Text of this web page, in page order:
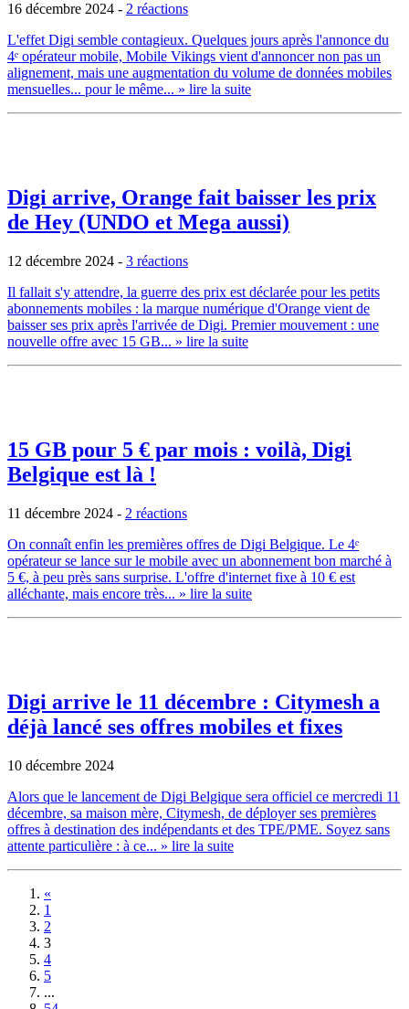
16 décembre 2024 - 2 réactions
L'effet Digi semble contagieux. Quelques jours après l'annonce du
4ᵉ opérateur mobile, Mobile Vikings vient d'annoncer non pas un
alignement, mais une augmentation du volume de données mobiles
mensuelles... pour le même... » lire la suite
Digi arrive, Orange fait baisser les prix
de Hey (UNDO et Mega aussi)
12 décembre 2024 - 3 réactions
Il fallait s'y attendre, la guerre des prix est déclarée pour les petits
abonnements mobiles : la marque numérique d'Orange vient de
baisser ses prix après l'arrivée de Digi. Premier mouvement : une
nouvelle offre avec 15 GB... » lire la suite
15 GB pour 5 € par mois : voilà, Digi
Belgique est là !
11 décembre 2024 - 2 réactions
On connaît enfin les premières offres de Digi Belgique. Le 4ᵉ
opérateur se lance sur le mobile avec un abonnement bon marché à
5 €, à peu près sans surprise. L'offre d'internet fixe à 10 € est
alléchante, mais encore très... » lire la suite
Digi arrive le 11 décembre : Citymesh a
déjà lancé ses offres mobiles et fixes
10 décembre 2024
Alors que le lancement de Digi Belgique sera officiel ce mercredi 11
décembre, sa maison mère, Citymesh, de déployer ses premières
offres à destination des indépendants et des TPE/PME. Soyez sans
attente particulière : à ce... » lire la suite
«
1
2
3
4
5
...